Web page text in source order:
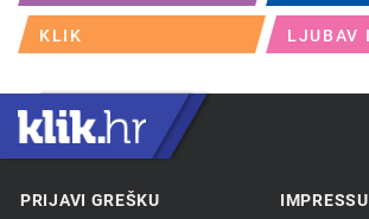
KLIK LJUBAV
PRIJAVI GREŠKU